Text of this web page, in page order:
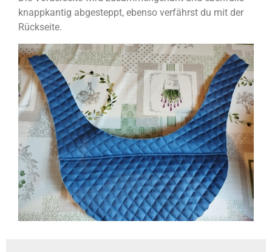
knappkantig abgesteppt, ebenso verfährst du mit der
Rückseite.